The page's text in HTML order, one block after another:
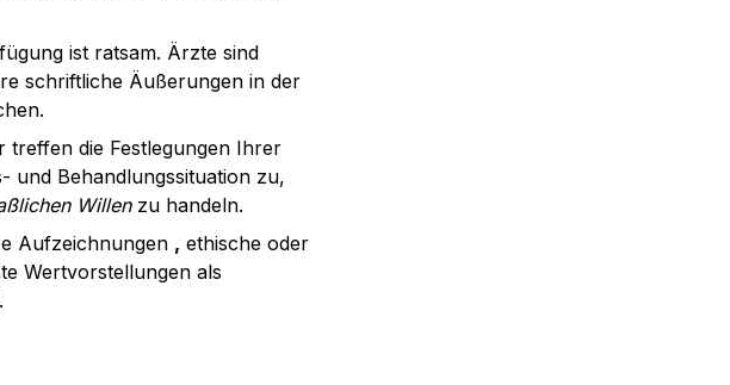
ist ratsam. Ärzte sind
schriftliche Äußerungen in der
treffen die Festlegungen Ihrer
und Behandlungssituation zu,
Willen zu handeln.
Aufzeichnungen , ethische oder
Wertvorstellungen als